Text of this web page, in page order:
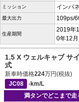
ミッション インパ
最大出力 109ps/
生産期間
2019年
0年12月
1.5 X ウェルキャブ サ
式
新車時価格224万円(税抜)
JC08
-km/L
満タンでどこまで走